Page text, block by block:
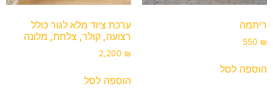
ריתמה
550 ₪
הוספה לסל
ערכת ציוד מלא לגור כולל
רצועה, קולר, צלחת, מלונה
2,200 ₪
הוספה לסל